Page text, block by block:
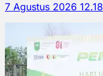
7 Agustus 2026 12.18